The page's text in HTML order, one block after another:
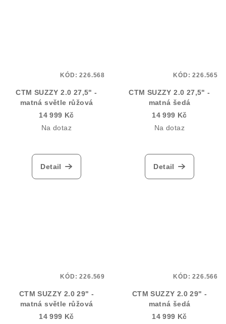
CTM SUZZY 2.0 27,5" -
matná světle růžová
14 999 Kč
Na dotaz
Detail
KÓD:226.568
CTM SUZZY 2.0 27,5" -
matná šedá
14 999 Kč
Na dotaz
Detail
KÓD:226.565
CTM SUZZY 2.0 29" -
matná světle růžová
14 999 Kč
KÓD:226.569
CTM SUZZY 2.0 29" -
matná šedá
14 999 Kč
KÓD:226.566